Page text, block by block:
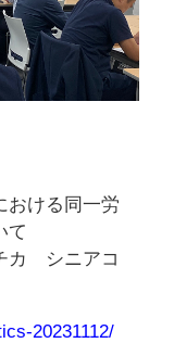
おける同一労
て
カ シニアコ
20231112/